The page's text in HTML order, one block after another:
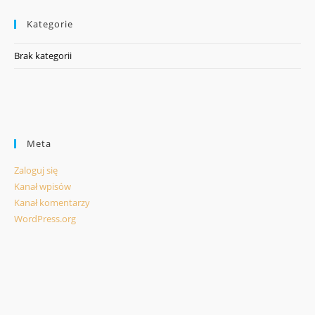
Kategorie
Brak kategorii
Meta
Zaloguj się
Kanał wpisów
Kanał komentarzy
WordPress.org